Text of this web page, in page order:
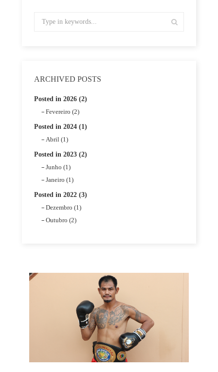
ARCHIVED POSTS
Posted in 2026 (2)
Fevereiro (2)
Posted in 2024 (1)
Abril (1)
Posted in 2023 (2)
Junho (1)
Janeiro (1)
Posted in 2022 (3)
Dezembro (1)
Outubro (2)